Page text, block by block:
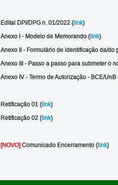
Edital DPI/DPG n. 01/2022 (link)
Anexo I - Modelo de Memorando (link)
Anexo II - Formulário de identificação da/
Anexo III - Passo a passo para submeter o
Anexo IV - Termo de Autorização - BCE/UnB
Retificação 01 (link)
Retificação 02 (link)
[NOVO] Comunicado Encerramento (link)